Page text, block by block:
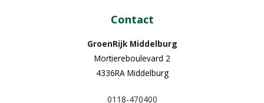
Contact
GroenRijk Middelburg​
Mortiereboulevard 2
4336RA Middelburg
0118-470400